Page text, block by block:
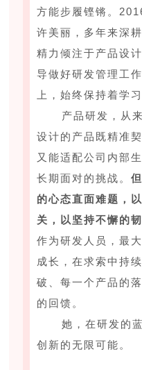
方能步履铿锵。
许美丽，多年来深
精力倾注于产品设
导做好研发管理工
上，始终保持着学
产品研发，从
设计的产品既精准
又能适配公司内部
长期面对的挑战。
的心态直面难题，
关，以坚持不懈的
作为研发人员，最
成长，在求索中持
破、每一个产品的
的回馈。
她，在研发的
创新的无限可能。